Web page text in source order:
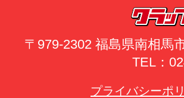
〒979-2302 福島県南相馬
TEL：
プライバシーポ